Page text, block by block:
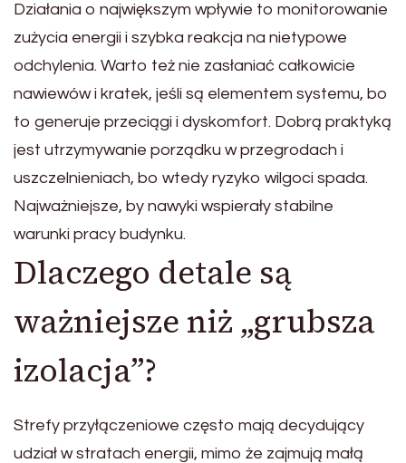
Działania o największym wpływie to monitorowanie
zużycia energii i szybka reakcja na nietypowe
odchylenia. Warto też nie zasłaniać całkowicie
nawiewów i kratek, jeśli są elementem systemu, bo
to generuje przeciągi i dyskomfort. Dobrą praktyką
jest utrzymywanie porządku w przegrodach i
uszczelnieniach, bo wtedy ryzyko wilgoci spada.
Najważniejsze, by nawyki wspierały stabilne
warunki pracy budynku.
Dlaczego detale są
ważniejsze niż „grubsza
izolacja”?
Strefy przyłączeniowe często mają decydujący
udział w stratach energii, mimo że zajmują małą